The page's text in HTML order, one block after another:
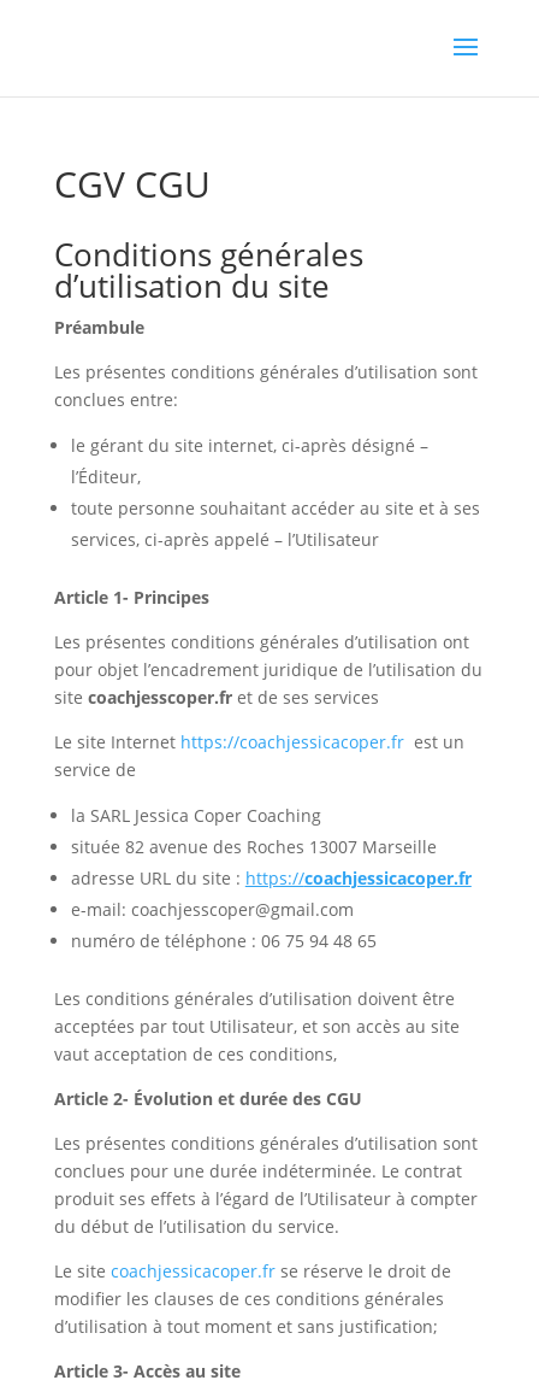
CGV CGU
Conditions générales
d’utilisation du site
Préambule
Les présentes conditions générales d’utilisation sont
conclues entre:
le gérant du site internet, ci-après désigné –
l’Éditeur,
toute personne souhaitant accéder au site et à ses
services, ci-après appelé – l’Utilisateur
Article 1- Principes
Les présentes conditions générales d’utilisation ont
pour objet l’encadrement juridique de l’utilisation du
site coachjesscoper.fr et de ses services
Le site Internet https://coachjessicacoper.fr est un
service de
la SARL Jessica Coper Coaching
située 82 avenue des Roches 13007 Marseille
adresse URL du site : https://coachjessicacoper.fr
e-mail: coachjesscoper@gmail.com
numéro de téléphone : 06 75 94 48 65
Les conditions générales d’utilisation doivent être
acceptées par tout Utilisateur, et son accès au site
vaut acceptation de ces conditions,
Article 2- Évolution et durée des CGU
Les présentes conditions générales d’utilisation sont
conclues pour une durée indéterminée. Le contrat
produit ses effets à l’égard de l’Utilisateur à compter
du début de l’utilisation du service.
Le site coachjessicacoper.fr se réserve le droit de
modifier les clauses de ces conditions générales
d’utilisation à tout moment et sans justification;
Article 3- Accès au site